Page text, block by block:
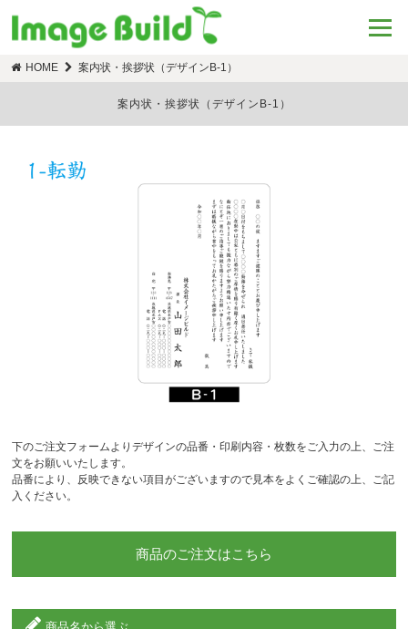
HOME 案内状・挨拶状（デザインB-1）
案内状・挨拶状（デザインB-1）
下のご注文フォームよりデザインの品番・印刷内容・枚数をご入力の上、ご注
文をお願いいたします。
品番により、反映できない項目がございますので見本をよくご確認の上、ご記
入ください。
商品のご注文はこちら